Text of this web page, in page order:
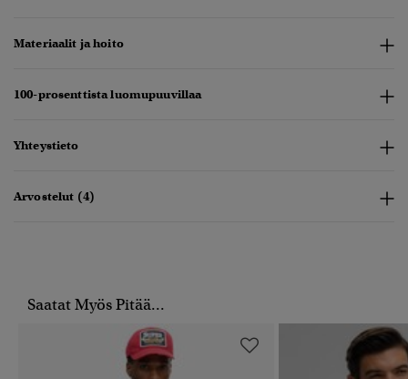
Materiaalit ja hoito
100-prosenttista luomupuuvillaa
Yhteystieto
Arvostelut (4)
Saatat Myös Pitää...